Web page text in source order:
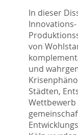
In dieser
von
und
Städten,
Wettbewerb